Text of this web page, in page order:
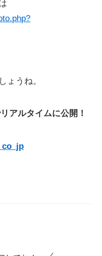
ょうね。
アルタイムに公開！